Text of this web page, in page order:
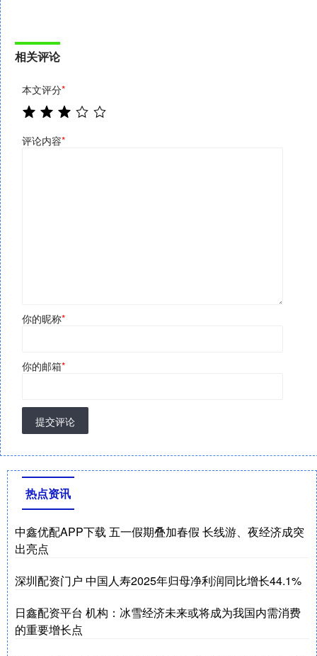
相关评论
本文评分*
评论内容*
你的昵称*
你的邮箱*
提交评论
热点资讯
中鑫优配APP下载 五一假期叠加春假 长线游、夜经济成突
出亮点
深圳配资门户 中国人寿2025年归母净利润同比增长44.1%
日鑫配资平台 机构：冰雪经济未来或将成为我国内需消费
的重要增长点